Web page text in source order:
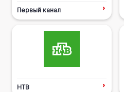
Первый канал
НТВ